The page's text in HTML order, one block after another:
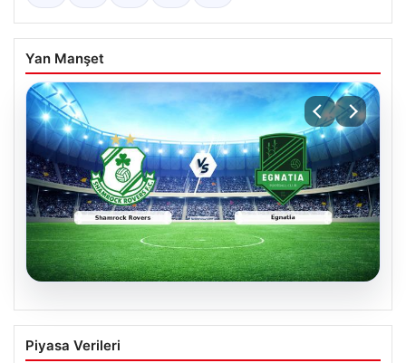
Yan Manşet
Shamrock Rovers ile Egnatia
Karşılaşmasının Detaylı Özeti ve Kritik
Piyasa Verileri